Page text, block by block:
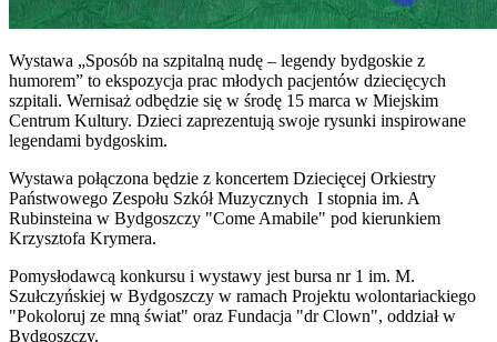
Wystawa „Sposób na szpitalną nudę – legendy bydgoskie z
humorem” to ekspozycja prac młodych pacjentów dziecięcych
szpitali. Wernisaż odbędzie się w środę 15 marca w Miejskim
Centrum Kultury. Dzieci zaprezentują swoje rysunki inspirowane
legendami bydgoskim.
Wystawa połączona będzie z koncertem Dziecięcej Orkiestry
Państwowego Zespołu Szkół Muzycznych I stopnia im. A
Rubinsteina w Bydgoszczy "Come Amabile" pod kierunkiem
Krzysztofa Krymera.
Pomysłodawcą konkursu i wystawy jest bursa nr 1 im. M.
Szułczyńskiej w Bydgoszczy w ramach Projektu wolontariackiego
"Pokoloruj ze mną świat" oraz Fundacja "dr Clown", oddział w
Bydgoszczy.